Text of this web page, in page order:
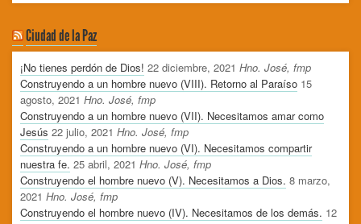
Ciudad de la Paz
¡No tienes perdón de Dios! 22 diciembre, 2021 Hno. José, fmp
Construyendo a un hombre nuevo (VIII). Retorno al Paraíso 15
agosto, 2021 Hno. José, fmp
Construyendo a un hombre nuevo (VII). Necesitamos amar como
Jesús 22 julio, 2021 Hno. José, fmp
Construyendo a un hombre nuevo (VI). Necesitamos compartir
nuestra fe. 25 abril, 2021 Hno. José, fmp
Construyendo el hombre nuevo (V). Necesitamos a Dios. 8 marzo,
2021 Hno. José, fmp
Construyendo el hombre nuevo (IV). Necesitamos de los demás. 12